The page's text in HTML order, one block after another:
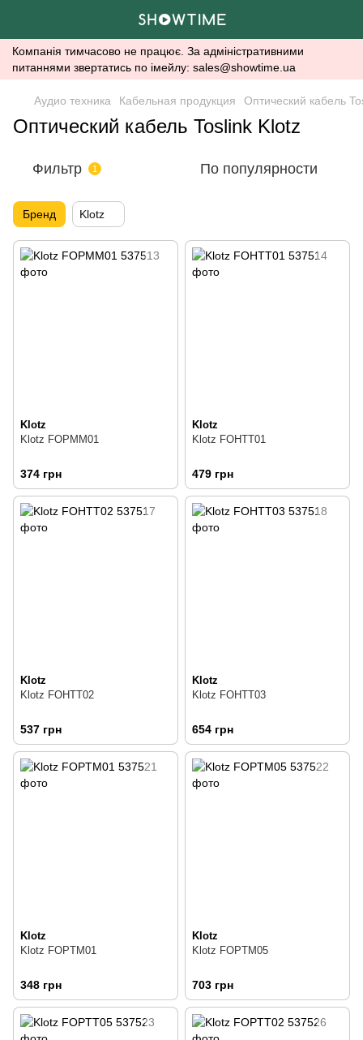
Компанія тимчасово не працює. За адміністративними
питаннями звертатись по імейлу: sales@showtime.ua
Аудио техника Кабельная продукция Оптический кабель
Оптический кабель Toslink Klotz
Фильтр 1 По популярности
Бренд Klotz
Klotz
Klotz FOPMM01
374 грн
Klotz
Klotz FOHTT01
479 грн
Klotz
Klotz FOHTT02
537 грн
Klotz
Klotz FOHTT03
654 грн
Klotz
Klotz FOPTM01
348 грн
Klotz
Klotz FOPTM05
703 грн